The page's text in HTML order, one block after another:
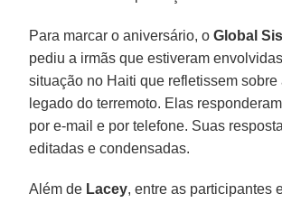
Para marcar o aniversário, o Global
pediu a irmãs que estiveram
situação no Haiti que refletissem sobre
legado do terremoto. Elas
por e-mail e por telefone. Suas
editadas e condensadas.
Além de Lacey, entre as participantes